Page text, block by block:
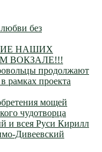
без
НАШИХ
ВОКЗАЛЕ!!!
продолжают
рамках проекта
мощей
чудотворца
и всея Руси Кирилл
Дивеевский